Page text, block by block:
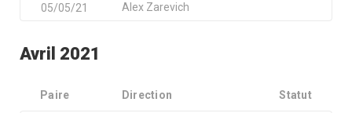
Alex Zarevich
05/05/21
Avril 2021
Paire Direction Statut